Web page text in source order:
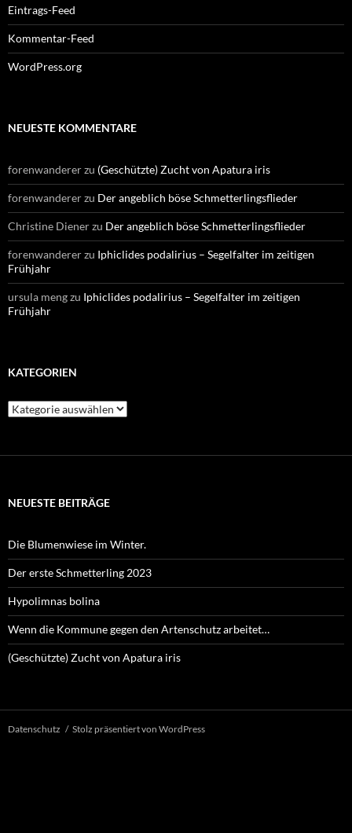
Eintrags-Feed
Kommentar-Feed
WordPress.org
NEUESTE KOMMENTARE
forenwandererzu (Geschützte) Zucht von Apatura iris
forenwandererzu Der angeblich böse Schmetterlingsflieder
Christine Dienerzu Der angeblich böse Schmetterlingsflieder
forenwandererzu Iphiclides podalirius – Segelfalter im zeitigen
Frühjahr
ursula mengzu Iphiclides podalirius – Segelfalter im zeitigen
Frühjahr
KATEGORIEN
Kategorien
NEUESTE BEITRÄGE
Die Blumenwiese im Winter.
Der erste Schmetterling 2023
Hypolimnas bolina
Wenn die Kommune gegen den Artenschutz arbeitet…
(Geschützte) Zucht von Apatura iris
Datenschutz Stolz präsentiert von WordPress